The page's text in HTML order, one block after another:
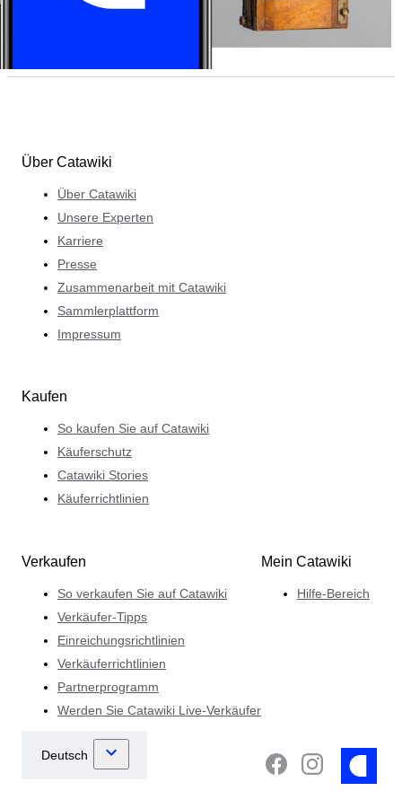
Über Catawiki
Über Catawiki
Unsere Experten
Karriere
Presse
Zusammenarbeit mit Catawiki
Sammlerplattform
Impressum
Kaufen
So kaufen Sie auf Catawiki
Käuferschutz
Catawiki Stories
Käuferrichtlinien
Verkaufen
So verkaufen Sie auf Catawiki
Verkäufer-Tipps
Einreichungsrichtlinien
Verkäuferrichtlinien
Partnerprogramm
Werden Sie Catawiki Live-Verkäufer
Mein Catawiki
Hilfe-Bereich